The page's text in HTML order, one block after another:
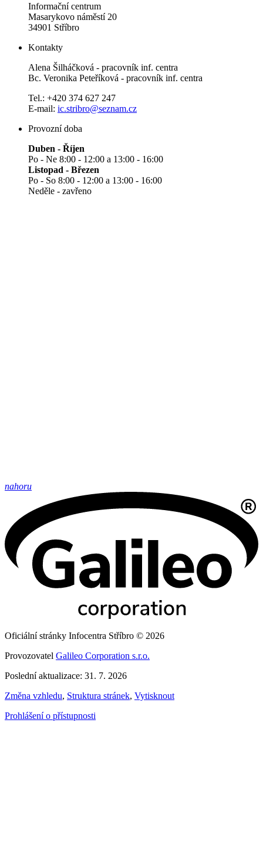
Informační centrum
Masarykovo náměstí 20
34901 Stříbro
Kontakty
Alena Šilháčková - pracovník inf. centra
Bc. Veronika Peteříková - pracovník inf. centra
Tel.: +420 374 627 247
E-mail: ic.stribro@seznam.cz
Provozní doba
Duben - Říjen
Po - Ne 8:00 - 12:00 a 13:00 - 16:00
Listopad - Březen
Po - So 8:00 - 12:00 a 13:00 - 16:00
Neděle - zavřeno
nahoru
Oficiální stránky Infocentra Stříbro © 2026
Provozovatel Galileo Corporation s.r.o.
Poslední aktualizace: 31. 7. 2026
Změna vzhledu, Struktura stránek, Vytisknout
Prohlášení o přístupnosti